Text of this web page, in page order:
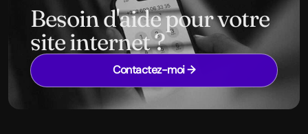
Besoin d'aide pour votre
site internet ?
Contactez-moi →